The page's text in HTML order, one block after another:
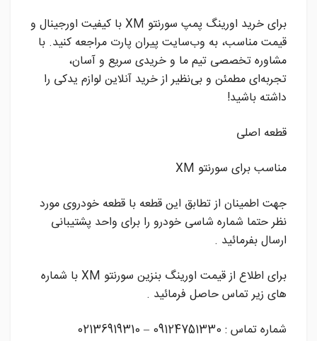
برای خرید اورینگ پمپ سورنتو XM با کیفیت اورجینال و
قیمت مناسب، به وب‌سایت پیران پارت مراجعه کنید. با
مشاوره تخصصی تیم ما و خریدی سریع و آسان،
تجربه‌ای مطمئن و بی‌نظیر از خرید آنلاین لوازم یدکی را
داشته باشید!
قطعه اصلی
مناسب برای سورنتو XM
جهت اطمینان از تطابق این قطعه با قطعه خودروی مورد
نظر حتما شماره شاسی خودرو را برای واحد پشتیبانی
ارسال بفرمائید .
برای اطلاع از قیمت اورینگ بنزین سورنتو XM با شماره
های زیر تماس حاصل فرمائید .
شماره تماس : 09124751330 – 02136919310